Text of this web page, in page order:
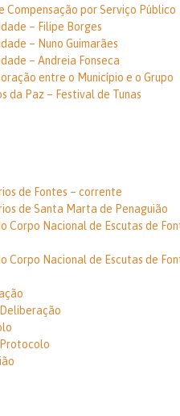
Compensação por Serviço Público
– Filipe Borges
– Nuno Guimarães
– Andreia Fonseca
entre o Município e o Grupo
da Paz – Festival de Tunas
de Fontes – corrente
de Santa Marta de Penaguião
Corpo Nacional de Escutas de
Corpo Nacional de Escutas de